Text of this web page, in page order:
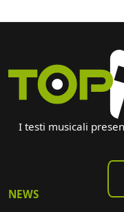
I testi musicali
NEWS